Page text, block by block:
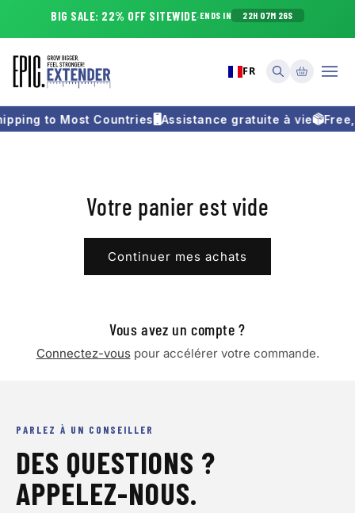
BIG SALE: 22% OFF SITEWIDE·ENDS IN 22H 07M 26S
FR Panier
to Most Countries Assistance gratuite à vie Free,
Votre panier est vide
Continuer mes achats
Vous avez un compte ?
Connectez-vous pour accélérer votre commande.
PARLEZ À UN CONSEILLER
DES QUESTIONS ?
APPELEZ-NOUS.